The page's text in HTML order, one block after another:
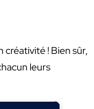
créativité ! Bien sûr,
leurs